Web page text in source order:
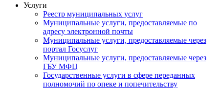
Услуги
Реестр муниципальных услуг
Муниципальные услуги, предоставляемые по
адресу электронной почты
Муниципальные услуги, предоставляемые через
портал Госуслуг
Муниципальные услуги, предоставляемые через
ГБУ МФЦ
Государственные услуги в сфере переданных
полномочий по опеке и попечительству